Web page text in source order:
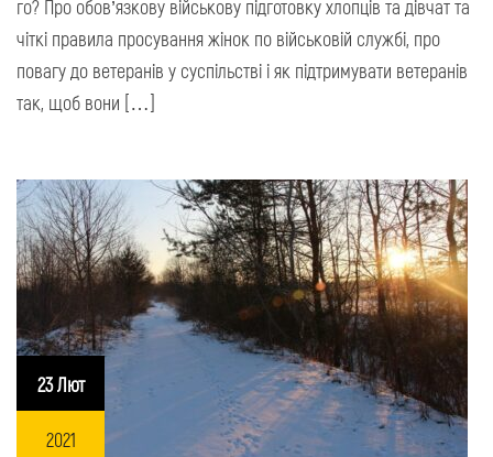
го? Про обов’язкову військову підготовку хлопців та дівчат та
чіткі правила просування жінок по військовій службі, про
повагу до ветеранів у суспільстві і як підтримувати ветеранів
так, щоб вони […]
23 Лют
2021